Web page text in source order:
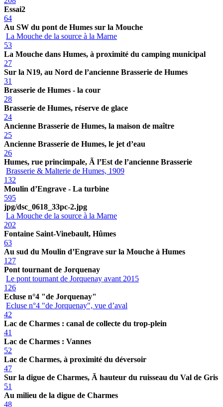
Essai2
64
Au SW du pont de Humes sur la Mouche
La Mouche de la source à la Marne
53
La Mouche dans Humes, à proximité du camping municipal
27
Sur la N19, au Nord de l’ancienne Brasserie de Humes
31
Brasserie de Humes - la cour
28
Brasserie de Humes, réserve de glace
24
Ancienne Brasserie de Humes, la maison de maître
25
Ancienne Brasserie de Humes, le jet d’eau
26
Humes, rue princimpale, Ã l’Est de l’ancienne Brasserie
Brasserie & Malterie de Humes, 1909
132
Moulin d’Engrave - La turbine
595
jpg/dsc_0618_33pc-2.jpg
La Mouche de la source à la Marne
202
Fontaine Saint-Vinebault, Hûmes
63
Au sud du Moulin d’Engrave sur la Mouche à Humes
127
Pont tournant de Jorquenay
Le pont tournant de Jorquenay avant 2015
126
Ecluse n°4 "de Jorquenay"
Ecluse n°4 "de Jorquenay", vue d’aval
42
Lac de Charmes : canal de collecte du trop-plein
41
Lac de Charmes : Vannes
52
Lac de Charmes, à proximité du déversoir
47
Sur la digue de Charmes, Ã hauteur du ruisseau du Val de Gris
51
Au milieu de la digue de Charmes
48